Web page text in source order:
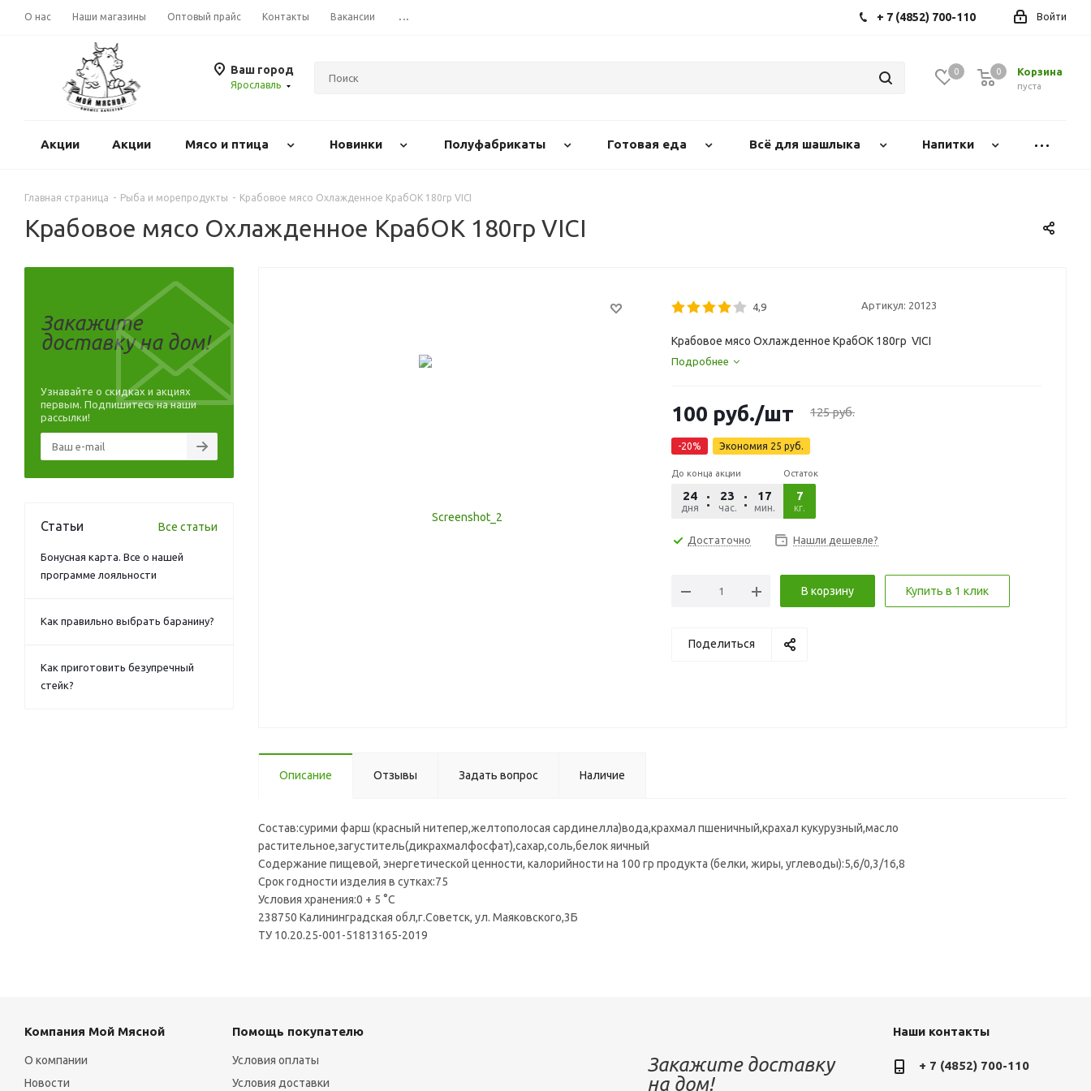
О нас Наши магазины Оптовый прайс Контакты Вакансии ... Войти
+ 7 (4852) 700-110
Ваш город
Ярославль
0 Корзина
0
пуста
0
Акции Акции Mясо и птица Новинки Полуфабрикаты Готовая еда Всё для шашлыка Напитки
Главная страница - Рыба и морепродукты - Крабовое мясо Охлажденное КрабОК 180гр VICI
Крабовое мясо Охлажденное КрабОК 180гр VICI
4,9 Артикул: 20123
Крабовое мясо Охлажденное КрабОК 180гр VICI
Подробнее
100 руб./шт 125руб.
-20% Экономия 25 руб.
До конца акции
24
дня
23
час.
17
мин.
09
сек.
Остаток
7
кг.
Достаточно Нашли дешевле?
В корзину Купить в 1 клик
Поделиться
Описание Отзывы Задать вопрос Наличие
Состав:сурими фарш (красный нитепер,желтополосая сардинелла)вода,крахмал пшеничный,крахал кукурузный,масло
растительное,загуститель(дикрахмалфосфат),сахар,соль,белок яичный
Содержание пищевой, энергетической ценности, калорийности на 100 гр продукта (белки, жиры, углеводы):5,6/0,3/16,8
Срок годности изделия в сутках:75
Условия хранения:0 + 5 °С
238750 Калининградская обл,г.Советск, ул. Маяковского,3Б
ТУ 10.20.25-001-51813165-2019
Закажите
доставку на дом!
Узнавайте о скидках и акциях
первым. Подпишитесь на наши
рассылки!
Статьи Все статьи
Бонусная карта. Все о нашей
программе лояльности
Как правильно выбрать баранину?
Как приготовить безупречный
стейк?
Компания Мой Мясной
О компании
Новости
Помощь покупателю
Условия оплаты
Условия доставки
Закажите доставку
на дом!
Наши контакты
+ 7 (4852) 700-110